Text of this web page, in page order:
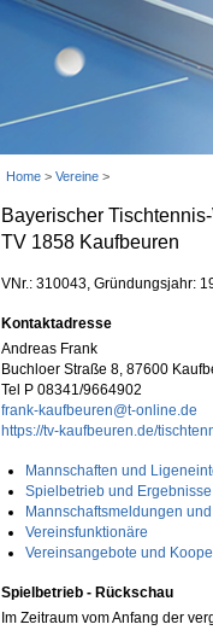
Home > Vereine >
Bayerischer
TV 1858 Kaufbeuren
VNr.: 310043, Gründungsjahr:
Kontaktadresse
Andreas Frank
Buchloer Straße 8, 87600
Tel P 08341/9664902
frank-kaufbeuren@t-online.de
https://tv-kaufbeuren.de/
Mannschaften und
Spielbetrieb und Ergebnisse
Mannschaftsmeldungen
Vereinsfunktionäre
Vereinsangebote und
Spielbetrieb - Rückschau
Im Zeitraum vom Anfang der